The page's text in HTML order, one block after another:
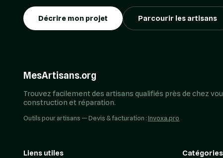
Décrire mon projet Parcourir les artisans
MesArtisans.org
Trouvez facilement des artisans qualifiés près de chez
construction et réparation.
Outils pour artisans — Devis & facturation :Invoxa.pro
Liens utiles